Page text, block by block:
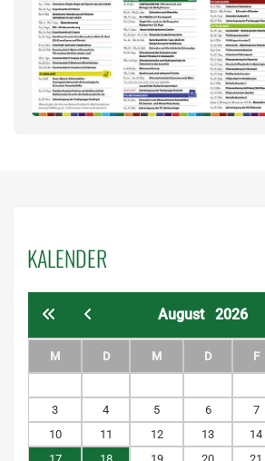
KALENDER
August 2026
M D M D F
3
4 5 6 7
10
11 12 13 14